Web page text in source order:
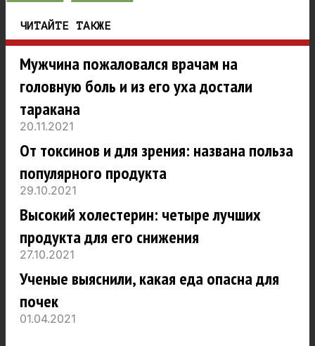
ЧИТАЙТЕ ТАКЖЕ
Мужчина пожаловался врачам на
головную боль и из его уха достали
таракана
20.11.2021
От токсинов и для зрения: названа польза
популярного продукта
29.10.2021
Высокий холестерин: четыре лучших
продукта для его снижения
27.10.2021
Ученые выяснили, какая еда опасна для
почек
01.04.2021